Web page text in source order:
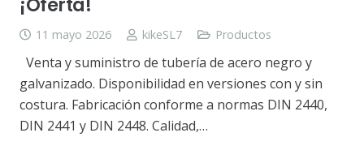
11 mayo 2026 kikeSL7 Productos
Venta y suministro de tubería de acero negro y
galvanizado. Disponibilidad en versiones con y sin
costura. Fabricación conforme a normas DIN 2440,
DIN 2441 y DIN 2448. Calidad,…